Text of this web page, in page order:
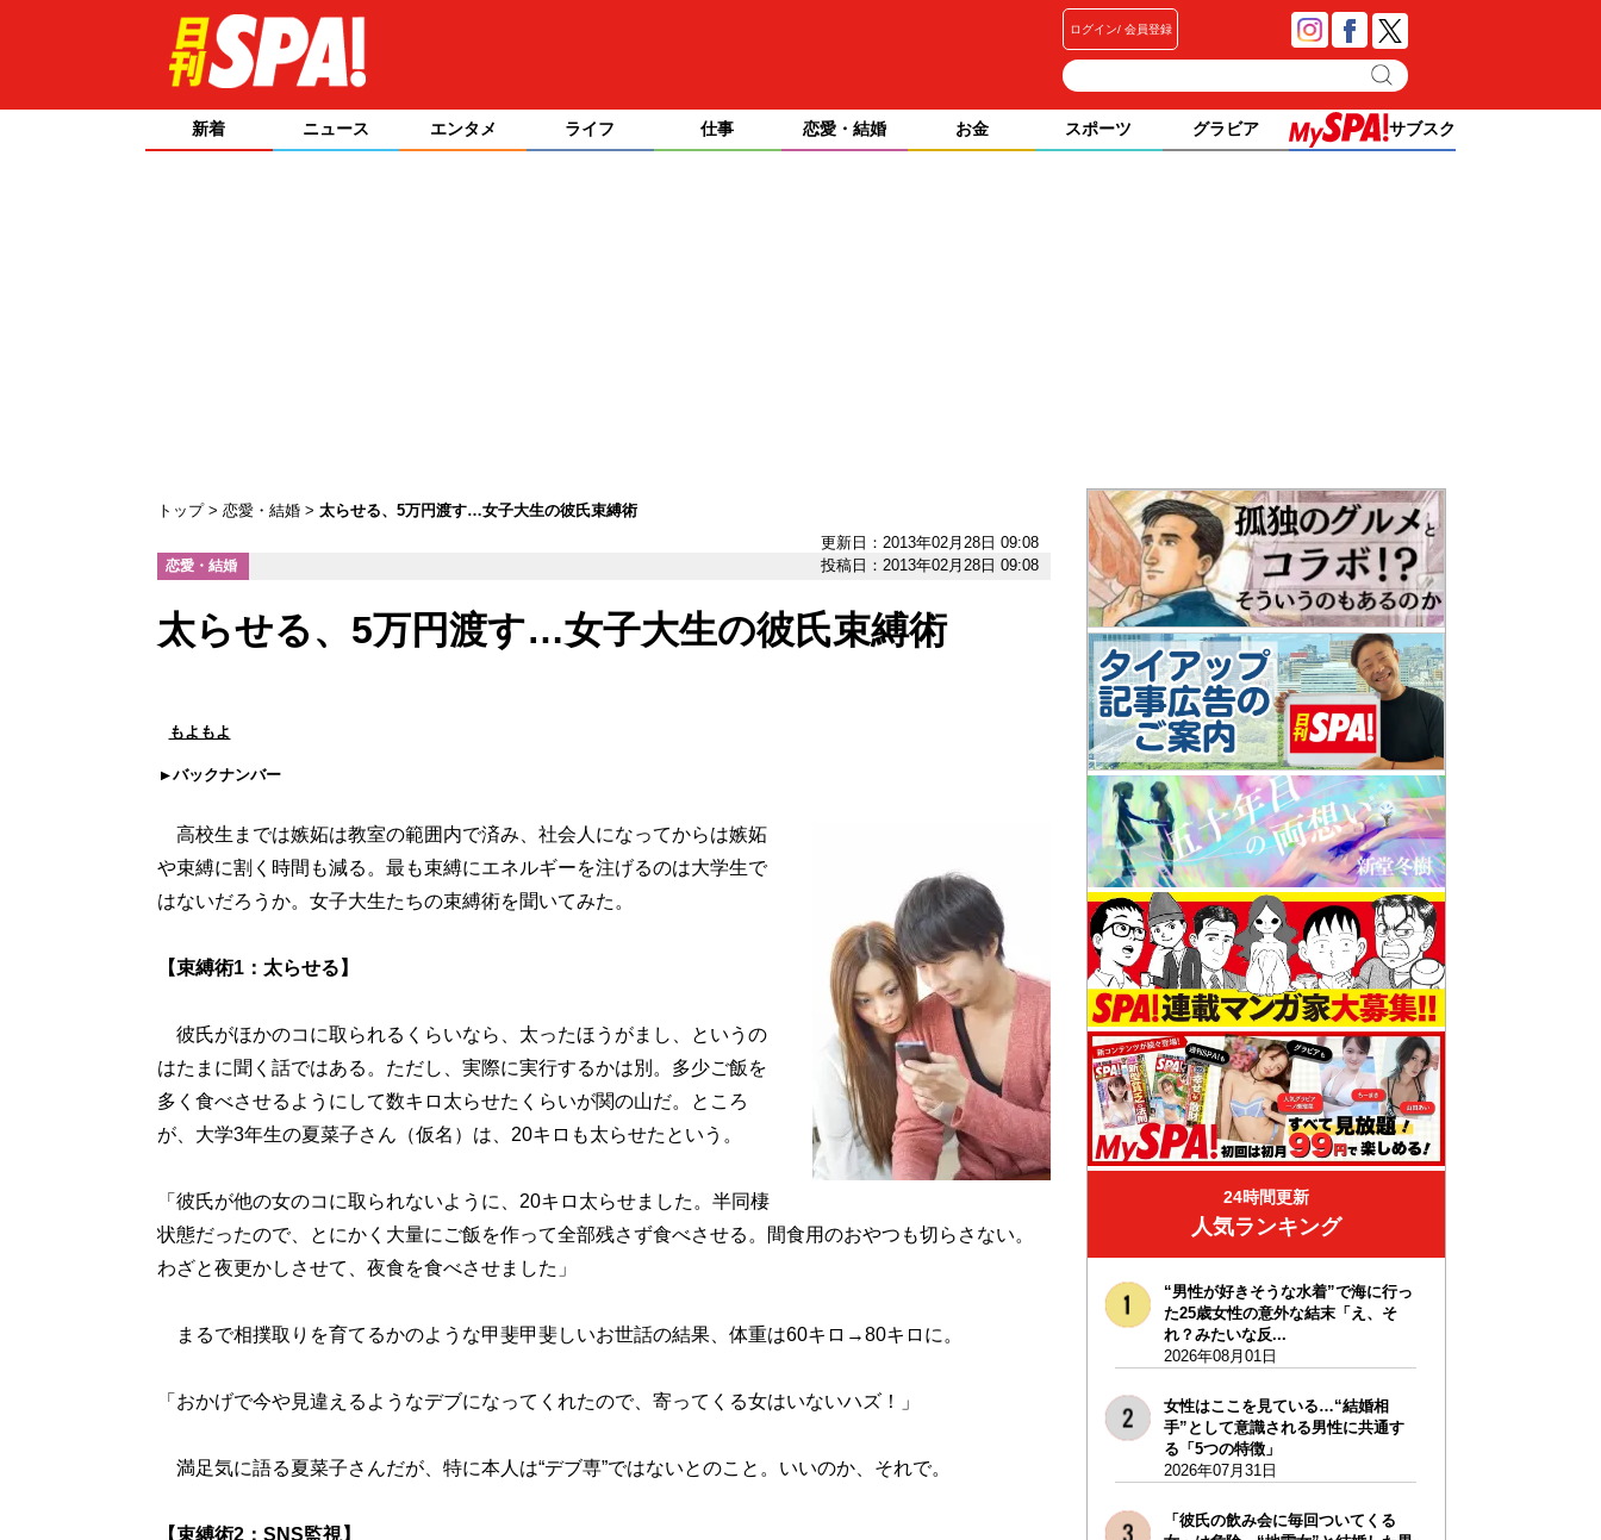
ログイン 会員登録
新着 ニュース エンタメ ライフ 仕事 恋愛・結婚 お金 スポーツ グラビア サブスク
トップ 恋愛・結婚
太らせる、5万円渡す…女子大生の彼氏束縛術
更新日：2013年02月28日 09:08
恋愛・結婚 投稿日：2013年02月28日 09:08
太らせる、5万円渡す…女子大生の彼氏束縛術
もよもよ
バックナンバー
高校生までは嫉妬は教室の範囲内で済み、社会人になってからは嫉妬
や束縛に割く時間も減る。最も束縛にエネルギーを注げるのは大学生で
はないだろうか。女子大生たちの束縛術を聞いてみた。
【束縛術1：太らせる】
彼氏がほかのコに取られるくらいなら、太ったほうがまし、というの
はたまに聞く話ではある。ただし、実際に実行するかは別。多少ご飯を
多く食べさせるようにして数キロ太らせたくらいが関の山だ。ところ
が、大学3年生の夏菜子さん（仮名）は、20キロも太らせたという。
「彼氏が他の女のコに取られないように、20キロ太らせました。半同棲
状態だったので、とにかく大量にご飯を作って全部残さず食べさせる。間食用のおやつも切らさない。
わざと夜更かしさせて、夜食を食べさせました」
まるで相撲取りを育てるかのような甲斐甲斐しいお世話の結果、体重は60キロ→80キロに。
「おかげで今や見違えるようなデブになってくれたので、寄ってくる女はいないハズ！」
満足気に語る夏菜子さんだが、特に本人は“デブ専”ではないとのこと。いいのか、それで。
【束縛術2：SNS監視】
24時間更新
人気ランキング
“男性が好きそうな水着”で海に行っ
た25歳女性の意外な結末「え、そ
れ？みたいな反...
2026年08月01日
女性はここを見ている…“結婚相
手”として意識される男性に共通す
る「5つの特徴」
2026年07月31日
「彼氏の飲み会に毎回ついてくる